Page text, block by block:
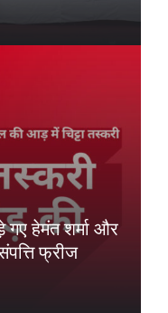
हेमंत शर्मा और
फ्रीज